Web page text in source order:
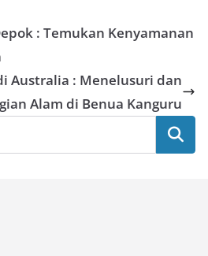
: Temukan Kenyamanan
Australia : Menelusuri dan
Alam di Benua Kanguru